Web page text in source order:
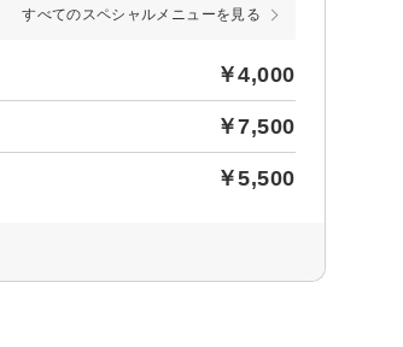
すべてのスペシャルメニューを見る
￥4,000
￥7,500
￥5,500